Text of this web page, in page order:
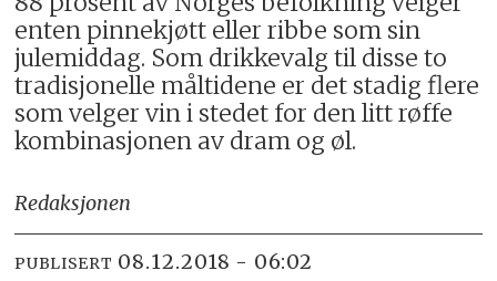
enten pinnekjøtt eller ribbe som sin
julemiddag. Som drikkevalg til disse to
tradisjonelle måltidene er det stadig flere
som velger vin i stedet for den litt røffe
kombinasjonen av dram og øl.
Redaksjonen
PUBLISERT 08.12.2018 - 06:02